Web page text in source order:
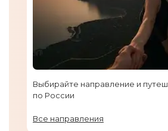
Выбирайте направление и
по России
Все направления